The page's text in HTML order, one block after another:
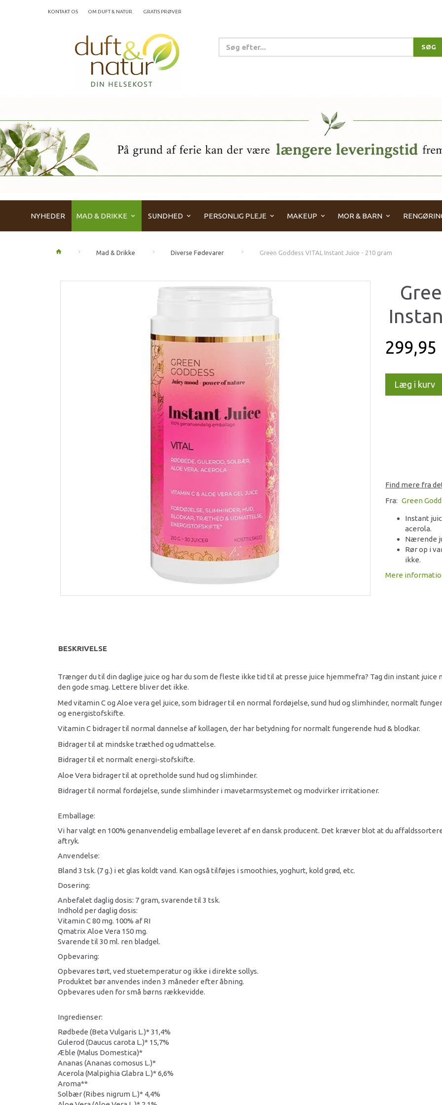
KONTAKT OS OM DUFT & NATUR. GRATIS PRØVER
SØG
NYHEDER MAD & DRIKKE SUNDHED PERSONLIG PLEJE MAKEUP MOR & BARN
Mad & Drikke Diverse Fødevarer Green Goddess VITAL Instant Juice - 210 gram
299,95
Læg i kurv
Find mere fra
Fra: Green
Instant
acerola.
Nærende
Rør op i
ikke.
Mere
BESKRIVELSE
Trænger du til din daglige juice og har du som de fleste ikke tid til at presse juice hjemmefra? Tag din instant juice
den gode smag. Lettere bliver det ikke.
Med vitamin C og Aloe vera gel juice, som bidrager til en normal fordøjelse, sund hud og slimhinder, normalt
og energistofskifte.
Vitamin C bidrager til normal dannelse af kollagen, der har betydning for normalt fungerende hud & blodkar.
Bidrager til at mindske træthed og udmattelse.
Bidrager til et normalt energi-stofskifte.
Aloe Vera bidrager til at opretholde sund hud og slimhinder.
Bidrager til normal fordøjelse, sunde slimhinder i mavetarmsystemet og modvirker irritationer.
Emballage:
Vi har valgt en 100% genanvendelig emballage leveret af en dansk producent. Det kræver blot at du
aftryk.
Anvendelse:
Bland 3 tsk. (7 g.) i et glas koldt vand. Kan også tilføjes i smoothies, yoghurt, kold grød, etc.
Dosering:
Anbefalet daglig dosis: 7 gram, svarende til 3 tsk.
Indhold per daglig dosis:
Vitamin C 80 mg. 100% af RI
Qmatrix Aloe Vera 150 mg.
Svarende til 30 ml. ren bladgel.
Opbevaring:
Opbevares tørt, ved stuetemperatur og ikke i direkte sollys.
Produktet bør anvendes inden 3 måneder efter åbning.
Opbevares uden for små børns rækkevidde.
Ingredienser:
Rødbede (Beta Vulgaris L.)* 31,4%
Gulerod (Daucus carota L.)* 15,7%
Æble (Malus Domestica)*
Ananas (Ananas comosus L.)*
Acerola (Malpighia Glabra L.)* 6,6%
Aroma**
Solbær (Ribes nigrum L.)* 4,4%